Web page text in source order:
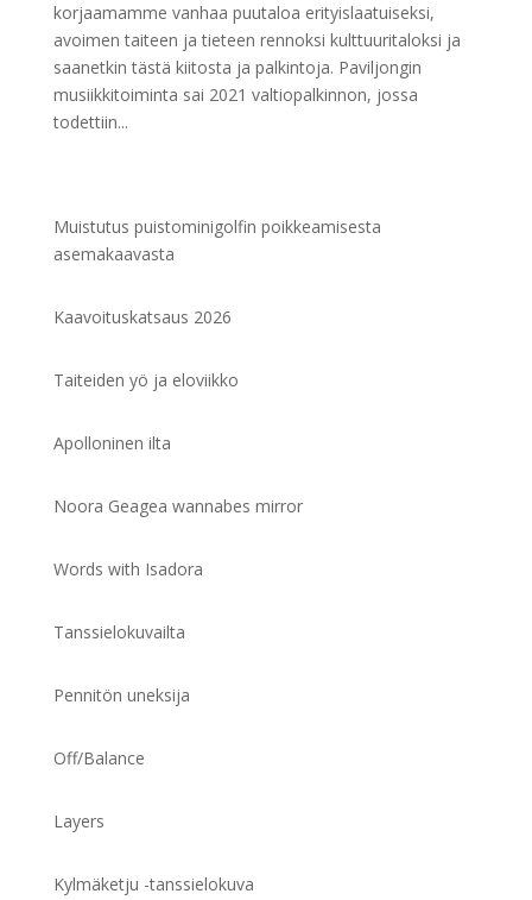
korjaamamme vanhaa puutaloa erityislaatuiseksi,
avoimen taiteen ja tieteen rennoksi kulttuuritaloksi ja
saanetkin tästä kiitosta ja palkintoja. Paviljongin
musiikkitoiminta sai 2021 valtiopalkinnon, jossa
todettiin...
Muistutus puistominigolfin poikkeamisesta
asemakaavasta
Kaavoituskatsaus 2026
Taiteiden yö ja eloviikko
Apolloninen ilta
Noora Geagea wannabes mirror
Words with Isadora
Tanssielokuvailta
Pennitön uneksija
Off/Balance
Layers
Kylmäketju -tanssielokuva